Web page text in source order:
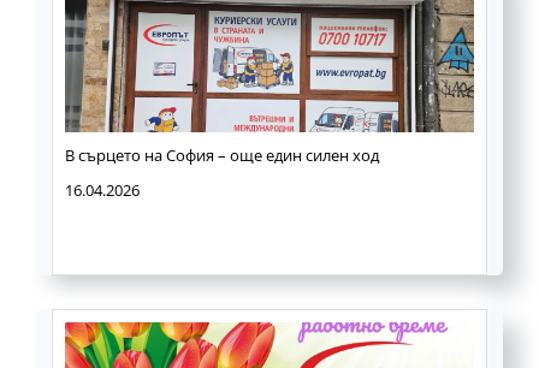
В сърцето на София – още един силен ход
16.04.2026